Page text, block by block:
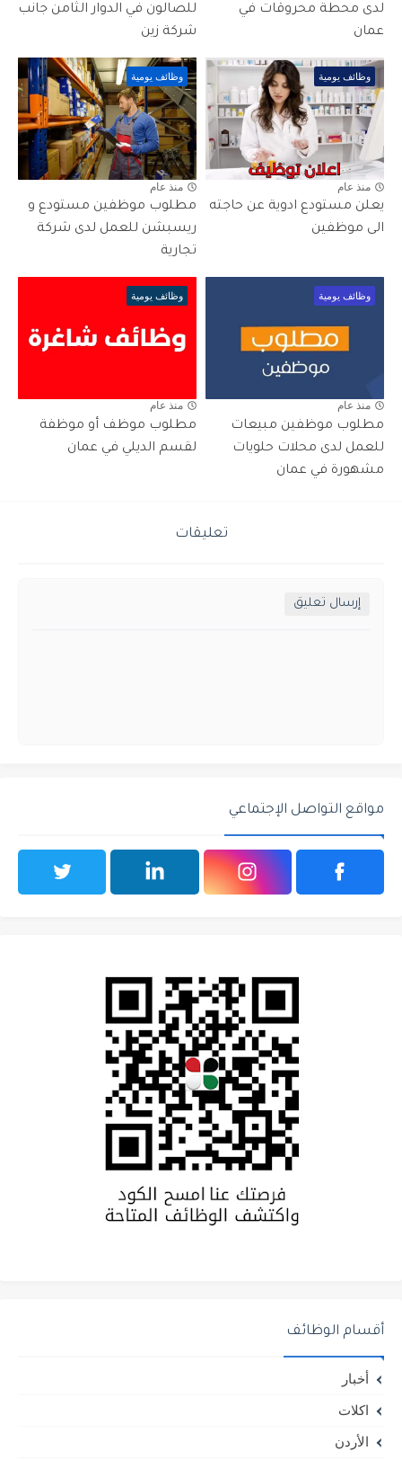
لدى محطة محروقات في
عمان
للصالون في الدوار الثامن جانب
شركة زين
وظائف يومية
منذ عام
يعلن مستودع ادوية عن حاجته
الى موظفين
وظائف يومية
منذ عام
مطلوب موظفين مستودع و
ريسبشن للعمل لدى شركة
تجارية
وظائف يومية
منذ عام
مطلوب موظفين مبيعات
للعمل لدى محلات حلويات
مشهورة في عمان
وظائف يومية
منذ عام
مطلوب موظف أو موظفة
لقسم الديلي في عمان
تعليقات
إرسال تعليق
مواقع التواصل الإجتماعي
أقسام الوظائف
أخبار
اكلات
الأردن